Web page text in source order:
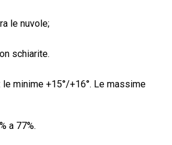
le nuvole;
schiarite.
minime +15°/+16°. Le massime
a 77%.